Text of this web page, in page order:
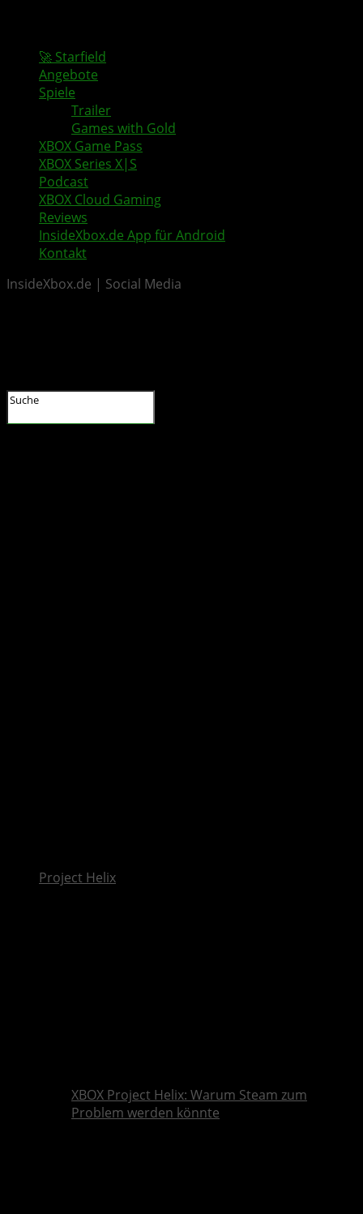
🚀 Starfield
Angebote
Spiele
Trailer
Games with Gold
XBOX Game Pass
XBOX Series X|S
Podcast
XBOX Cloud Gaming
Reviews
InsideXbox.de App für Android
Kontakt
InsideXbox.de | Social Media
Project Helix
XBOX Project Helix: Warum Steam zum
Problem werden könnte